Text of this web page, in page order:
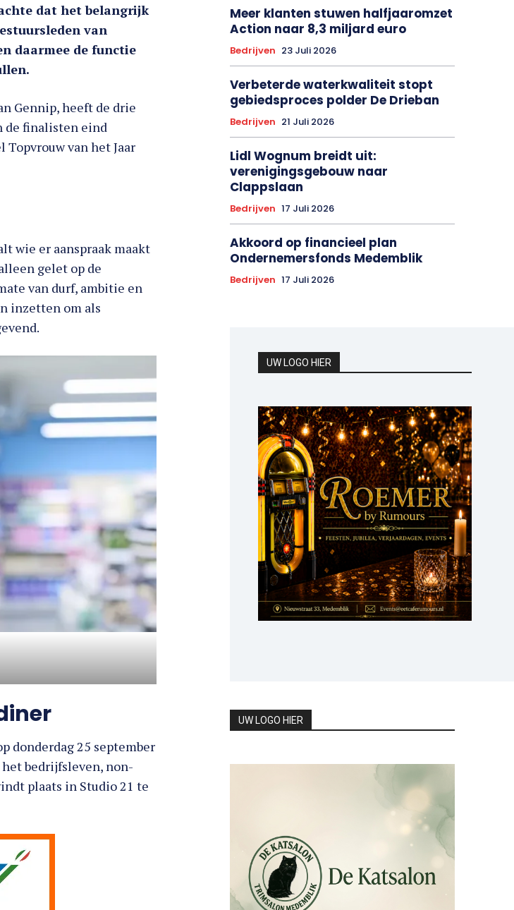
dat het belangrijk
van
daarmee de functie
Gennip, heeft de drie
de finalisten eind
van het Jaar
wie er aanspraak maakt
gelet op de
van durf, ambitie en
inzetten om als
donderdag 25 september
bedrijfsleven, non-
plaats in Studio 21 te
Meer klanten stuwen halfjaaromzet
Action naar 8,3 miljard euro
Bedrijven 23 Juli 2026
Verbeterde waterkwaliteit stopt
gebiedsproces polder De Drieban
Bedrijven 21 Juli 2026
Lidl Wognum breidt uit:
verenigingsgebouw naar
Clappslaan
Bedrijven 17 Juli 2026
Akkoord op financieel plan
Ondernemersfonds Medemblik
Bedrijven 17 Juli 2026
UW LOGO HIER
UW LOGO HIER